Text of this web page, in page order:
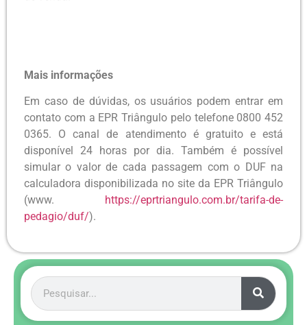
Mais informações
Em caso de dúvidas, os usuários podem entrar em
contato com a EPR Triângulo pelo telefone 0800 452
0365. O canal de atendimento é gratuito e está
disponível 24 horas por dia. Também é possível
simular o valor de cada passagem com o DUF na
calculadora disponibilizada no site da EPR Triângulo
(www.
https://eprtriangulo.com.br/tarifa-de-
pedagio/duf/).